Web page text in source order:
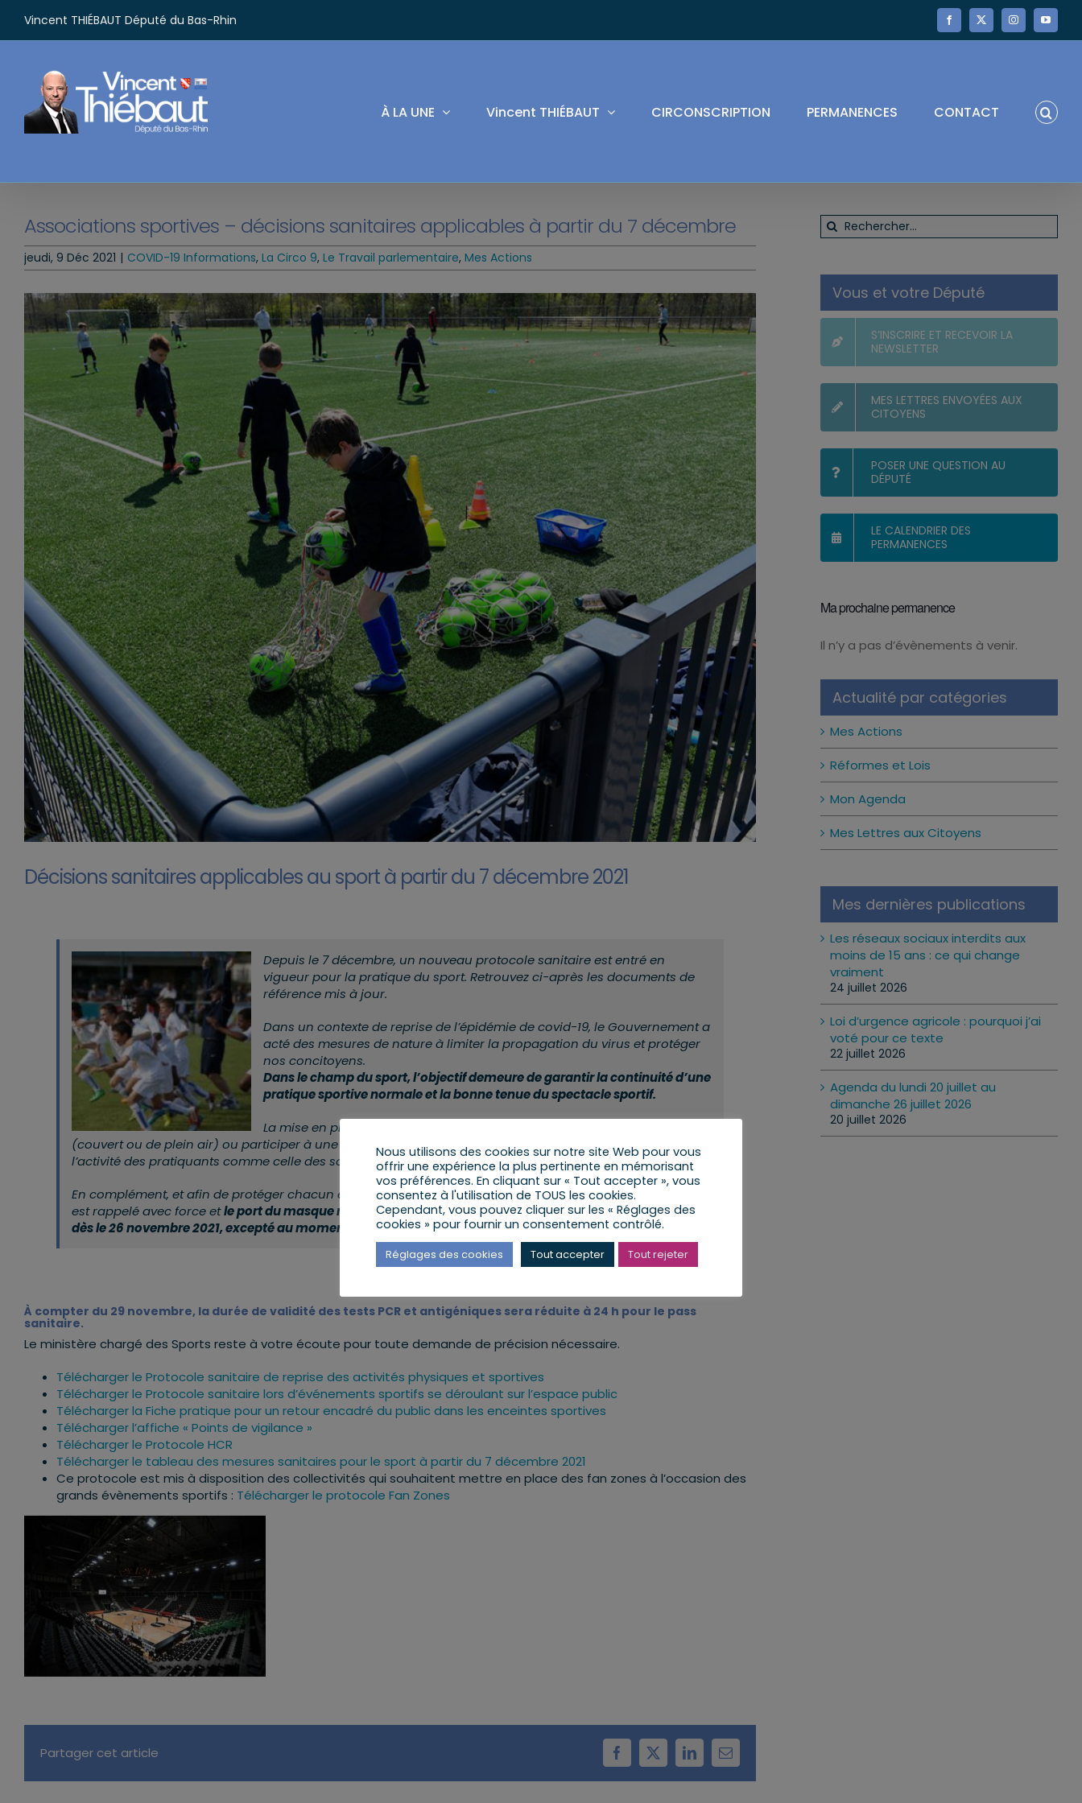
contenu
Vincent THIÉBAUT Député du Bas-Rhin Facebook
X InstagramYouTube
À LA UNE Vincent THIÉBAUT CIRCONSCRIPTION PERMANENCES CONTACT
Associations sportives – décisions sanitaires applicables à partir du 7 décembre
jeudi, 9 Déc 2021 | COVID-19 Informations, La Circo 9, Le Travail parlementaire, Mes Actions
Décisions sanitaires applicables au sport à partir du 7 décembre 2021
Depuis le 7 décembre, un nouveau protocole sanitaire est entré en
vigueur pour la pratique du sport. Retrouvez ci-après les documents de
référence mis à jour.
Dans un contexte de reprise de l’épidémie de covid-19, le Gouvernement a
acté des mesures de nature à limiter la propagation du virus et protéger
nos concitoyens.
Dans le champ du sport, l’objectif demeure de garantir la continuité d’une
pratique sportive normale et la bonne tenue du spectacle sportif.
La mise en place du pass sanitaire pour accéder à un équipement sportif
(couvert ou de plein air) ou participer à une compétition dans l’espace public, permet de préserver
l’activité des pratiquants comme celle des salles, clubs et gestionnaires d’équipements.
En complément, et afin de protéger chacun efficacement contre le virus, le respect des mesures barrière
est rappelé avec force etle port du masque redevient obligatoire pour tous dans un équipement sportif
dès le 26 novembre 2021, excepté au moment de la pratique sportive et de son encadrement effectif.
À compter du 29 novembre, la durée de validité des tests PCR et antigéniques sera réduite à 24 h pour le pass
sanitaire.
Le ministère chargé des Sports reste à votre écoute pour toute demande de précision nécessaire.
Télécharger le Protocole sanitaire de reprise des activités physiques et sportives
Télécharger le Protocole sanitaire lors d’événements sportifs se déroulant sur l’espace public
Télécharger la Fiche pratique pour un retour encadré du public dans les enceintes sportives
Télécharger l’affiche « Points de vigilance »
Télécharger le Protocole HCR
Télécharger le tableau des mesures sanitaires pour le sport à partir du 7 décembre 2021
Ce protocole est mis à disposition des collectivités qui souhaitent mettre en place des fan zones à l’occasion des
grands évènements sportifs : Télécharger le protocole Fan Zones
Partager cet article Facebook
X LinkedInEmail
Rechercher:
Vous et votre Député
S’INSCRIRE ET RECEVOIR LA
NEWSLETTER
MES LETTRES ENVOYÉES AUX
CITOYENS
POSER UNE QUESTION AU
DÉPUTÉ
LE CALENDRIER DES
PERMANENCES
Ma prochaine permanence
Notice
Il n’y a pas d’évènements à venir.
Actualité par catégories
Mes Actions
Réformes et Lois
Mon Agenda
Mes Lettres aux Citoyens
Mes dernières publications
Les réseaux sociaux interdits aux
moins de 15 ans : ce qui change
vraiment
24 juillet 2026
Loi d’urgence agricole : pourquoi j’ai
voté pour ce texte
22 juillet 2026
Agenda du lundi 20 juillet au
dimanche 26 juillet 2026
20 juillet 2026
Nous utilisons des cookies sur notre site Web pour vous
offrir une expérience la plus pertinente en mémorisant
vos préférences. En cliquant sur « Tout accepter », vous
consentez à l'utilisation de TOUS les cookies.
Cependant, vous pouvez cliquer sur les « Réglages des
cookies » pour fournir un consentement contrôlé.
Réglages des cookies Tout accepter Tout rejeter